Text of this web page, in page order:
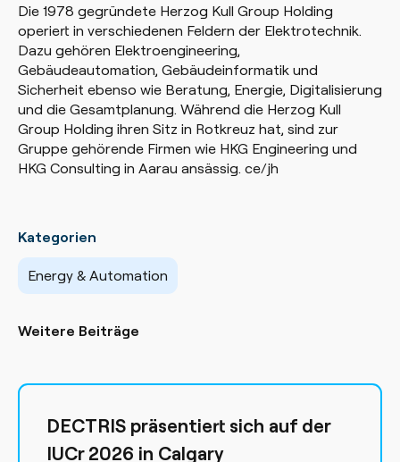
Die 1978 gegründete Herzog Kull Group Holding
operiert in verschiedenen Feldern der Elektrotechnik.
Dazu gehören Elektroengineering,
Gebäudeautomation, Gebäudeinformatik und
Sicherheit ebenso wie Beratung, Energie, Digitalisierung
und die Gesamtplanung. Während die Herzog Kull
Group Holding ihren Sitz in Rotkreuz hat, sind zur
Gruppe gehörende Firmen wie HKG Engineering und
HKG Consulting in Aarau ansässig. ce/jh
Kategorien
Energy & Automation
Weitere Beiträge
DECTRIS präsentiert sich auf der
IUCr 2026 in Calgary